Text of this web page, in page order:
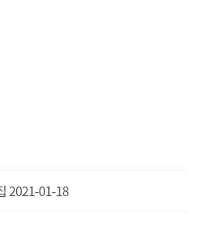
2021-01-18